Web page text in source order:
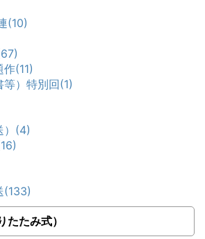
(10)
作(11)
等）特別回(1)
(4)
(133)
たたみ式）